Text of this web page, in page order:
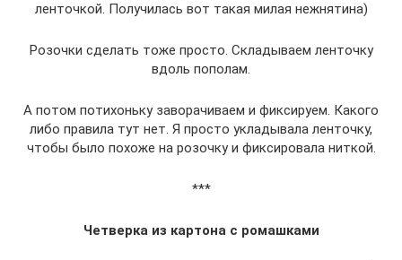
ленточкой. Получилась вот такая милая нежнятина)
Розочки сделать тоже просто. Складываем ленточку
вдоль пополам.
А потом потихоньку заворачиваем и фиксируем. Какого
либо правила тут нет. Я просто укладывала ленточку,
чтобы было похоже на розочку и фиксировала ниткой.
***
Четверка из картона с ромашками